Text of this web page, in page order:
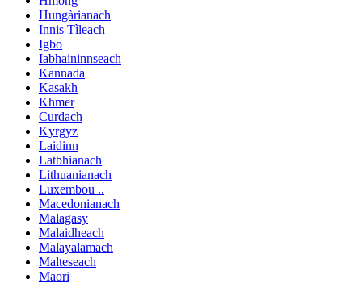
Hungàrianach
Innis Tìleach
Igbo
Iabhaininnseach
Kannada
Kasakh
Khmer
Curdach
Kyrgyz
Laidinn
Latbhianach
Lithuanianach
Luxembou ..
Macedonianach
Malagasy
Malaidheach
Malayalamach
Malteseach
Maori